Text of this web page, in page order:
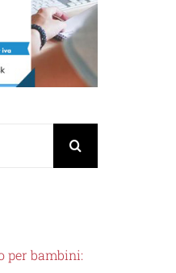
per bambini: